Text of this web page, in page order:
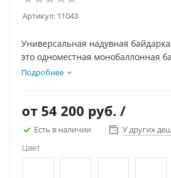
Артикул: 11043
Универсальная надувная
это одноместная монобаллонная
крупных туристов и длительных
скорости на гладкой воде, а для
предусмотрена эффективная
пяточные и коленные упоры.
Подробнее
от 54 200 руб. /
Есть в наличии
У других
Цвет